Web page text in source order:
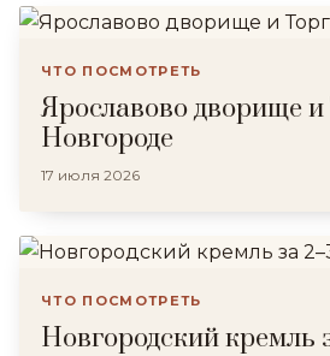
ЧТО ПОСМОТРЕТЬ
Ярославово дворище и
Новгороде
17 июля 2026
ЧТО ПОСМОТРЕТЬ
Новгородский кремль